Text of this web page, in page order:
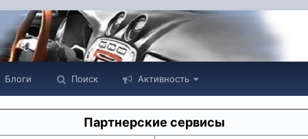
Блоги Поиск Активность
Партнерские сервисы